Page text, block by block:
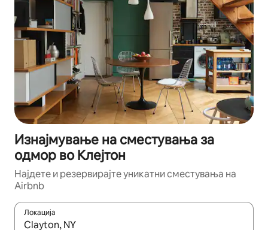
Изнајмување на сместувања за
одмор во Клејтон
Најдете и резервирајте уникатни сместувања на
Airbnb
Локација
Кога резултатите се достапни, движете се со копчињата